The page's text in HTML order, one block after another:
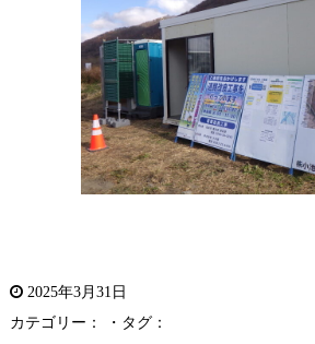
2025年3月31日
カテゴリー： ・タグ：